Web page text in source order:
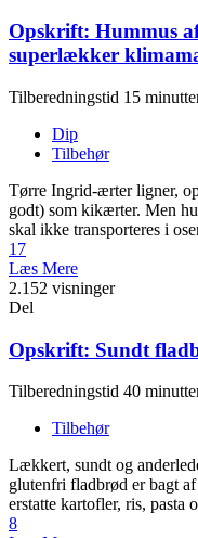
Opskrift: Hummus
superlækker
Tilberedningstid 15
Dip
Tilbehør
Tørre Ingrid-ærter ligner,
godt) som kikærter. Men
skal ikke transporteres i
17
Læs Mere
2.152 visninger
Del
Opskrift: Sundt
Tilberedningstid 40
Tilbehør
Lækkert, sundt og
glutenfri fladbrød er bagt
erstatte kartofler, ris, pasta
8